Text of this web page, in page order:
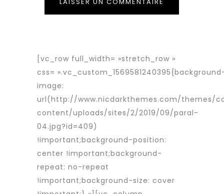
[vc_row full_width= »stretch_row »
css=
image:
url(http://www.nicdarkthemes.com/themes/
content/uploads/sites/2/2019/09/paral-
04.jpg?id=409)
!important;background-position:
center !important;background-
repeat: no-repeat
!important;background-size: cover